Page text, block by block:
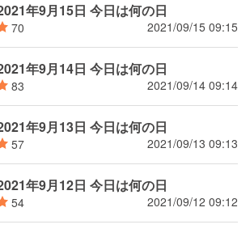
年9月15日 今日は何の日
70 2021/09/15 09:15
年9月14日 今日は何の日
83 2021/09/14 09:14
年9月13日 今日は何の日
57 2021/09/13 09:13
年9月12日 今日は何の日
54 2021/09/12 09:12